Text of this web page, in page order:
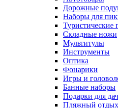
Дорожные
Наборы для
Туристические
Складные ножи
Мультитулы
Инструменты
Оптика
Фонарики
Игры и
Банные наборы
Подарки для
Пляжный отдых